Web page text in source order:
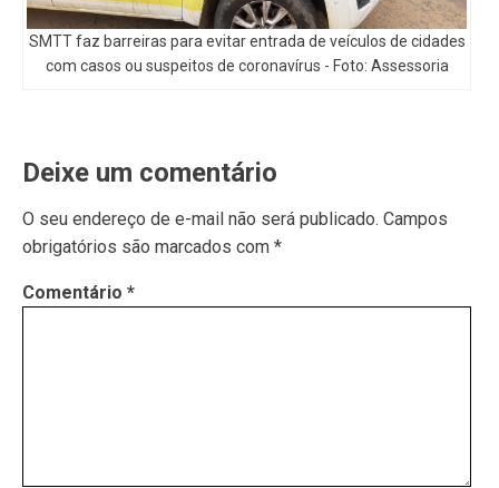
SMTT faz barreiras para evitar entrada de veículos de cidades
com casos ou suspeitos de coronavírus - Foto: Assessoria
Deixe um comentário
O seu endereço de e-mail não será publicado. Campos
obrigatórios são marcados com *
Comentário *